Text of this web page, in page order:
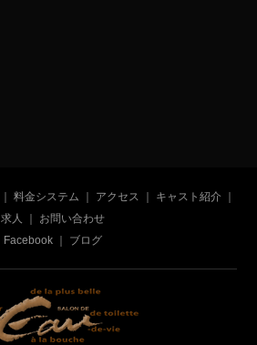
料金システム アクセス キャスト紹介｜
求人
お問い合わせ
Facebook
ブログ